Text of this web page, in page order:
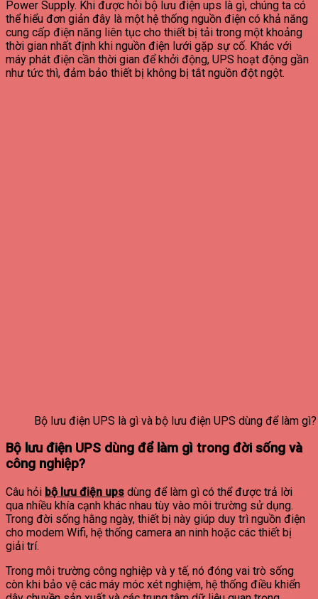
Power Supply. Khi được hỏi bộ lưu điện ups là gì, chúng ta có
thể hiểu đơn giản đây là một hệ thống nguồn điện có khả năng
cung cấp điện năng liên tục cho thiết bị tải trong một khoảng
thời gian nhất định khi nguồn điện lưới gặp sự cố. Khác với
máy phát điện cần thời gian để khởi động, UPS hoạt động gần
như tức thì, đảm bảo thiết bị không bị tắt nguồn đột ngột.
Bộ lưu điện UPS là gì và bộ lưu điện UPS dùng để làm gì?
Bộ lưu điện UPS dùng để làm gì trong đời sống và
công nghiệp?
Câu hỏi bộ lưu điện ups dùng để làm gì có thể được trả lời
qua nhiều khía cạnh khác nhau tùy vào môi trường sử dụng.
Trong đời sống hằng ngày, thiết bị này giúp duy trì nguồn điện
cho modem Wifi, hệ thống camera an ninh hoặc các thiết bị
giải trí.
Trong môi trường công nghiệp và y tế, nó đóng vai trò sống
còn khi bảo vệ các máy móc xét nghiệm, hệ thống điều khiển